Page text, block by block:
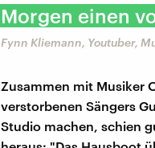
Morgen einen
Fynn Kliemann, Youtuber,
Zusammen mit Musiker
verstorbenen Sängers
Studio machen, schien